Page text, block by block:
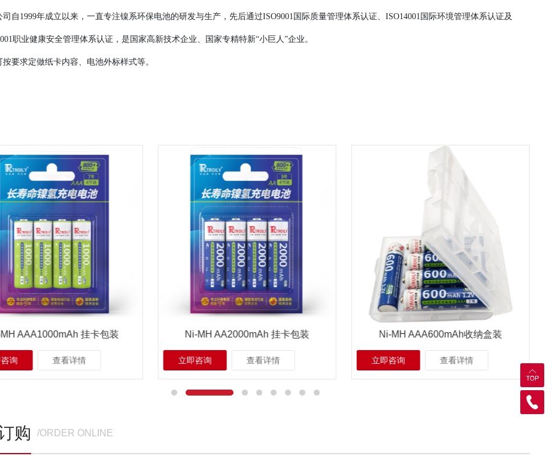
司自1999年成立以来，一直专注镍系环保电池的研发与生产，先后通过ISO9001国际质量管理体系认证、ISO14001国际环境管理体系认证及
职业健康安全管理体系认证，是国家高新技术企业、国家专精特新“小巨人”企业。
按要求定做纸卡内容、电池外标样式等。
MH AA2000mAh 挂卡包装
询 查看详情
Ni-MH AAA600mAh收纳盒装
立即咨询 查看详情
Ni-MH AAA700mAh收纳盒装
立即咨询 查看详情
购 /ORDER ONLINE